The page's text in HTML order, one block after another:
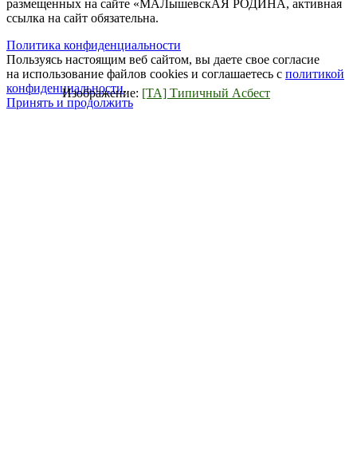
Изображение: [ТА] Типичный Асбест
размещенных на сайте «МАЛышевскАЯ РОДИНА, активная
ссылка на сайт обязательна.
Политика конфиденциальности
Пользуясь настоящим веб сайтом, вы даете свое согласие
на использование файлов cookies и соглашаетесь с политикой
конфиденциальности.
Принять и продолжить